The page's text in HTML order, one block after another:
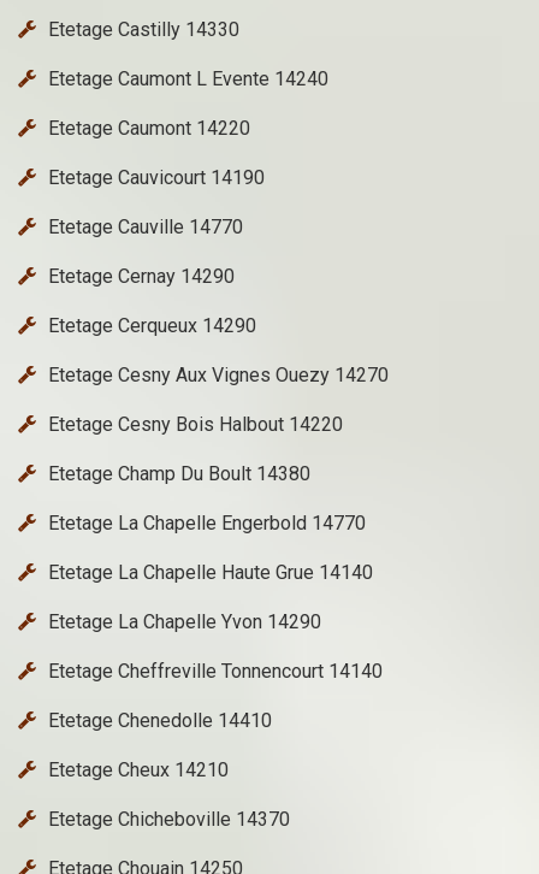
Etetage Castilly 14330
Etetage Caumont L Evente 14240
Etetage Caumont 14220
Etetage Cauvicourt 14190
Etetage Cauville 14770
Etetage Cernay 14290
Etetage Cerqueux 14290
Etetage Cesny Aux Vignes Ouezy 14270
Etetage Cesny Bois Halbout 14220
Etetage Champ Du Boult 14380
Etetage La Chapelle Engerbold 14770
Etetage La Chapelle Haute Grue 14140
Etetage La Chapelle Yvon 14290
Etetage Cheffreville Tonnencourt 14140
Etetage Chenedolle 14410
Etetage Cheux 14210
Etetage Chicheboville 14370
Etetage Chouain 14250